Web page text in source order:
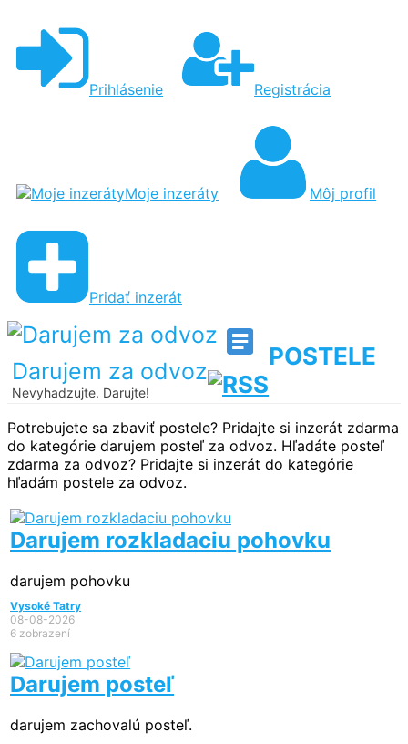
Prihlásenie Registrácia
Moje inzeráty Môj profil
Pridať inzerát
Darujem za odvoz
Nevyhadzujte. Darujte!
POSTELE
Potrebujete sa zbaviť postele? Pridajte si inzerát zdarma
do kategórie darujem posteľ za odvoz. Hľadáte posteľ
zdarma za odvoz? Pridajte si inzerát do kategórie
hľadám postele za odvoz.
Darujem rozkladaciu pohovku
darujem pohovku
Vysoké Tatry
08-08-2026
6 zobrazení
Darujem posteľ
darujem zachovalú posteľ.